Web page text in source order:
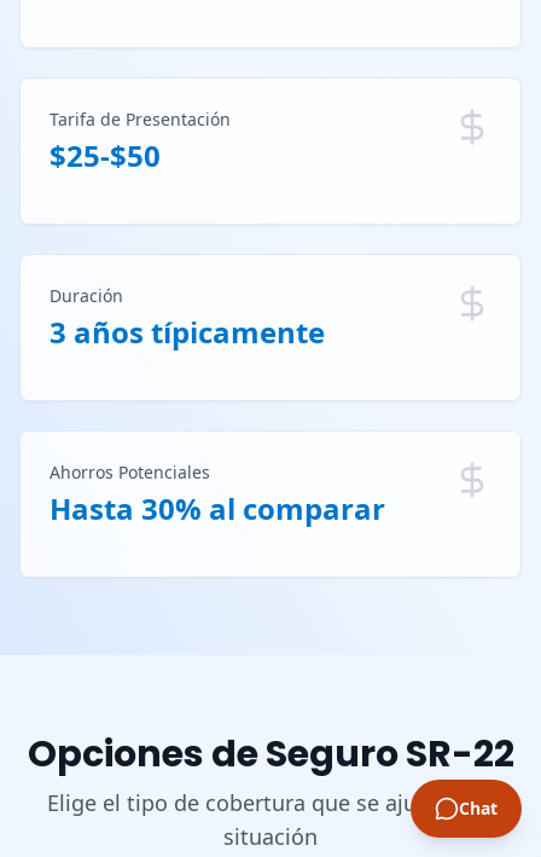
Tarifa de Presentación
$25-$50
Duración
3 años típicamente
Ahorros Potenciales
Hasta 30% al comparar
Opciones de Seguro SR-22
Elige el tipo de cobertura que se ajuste a tu
situación
Chat